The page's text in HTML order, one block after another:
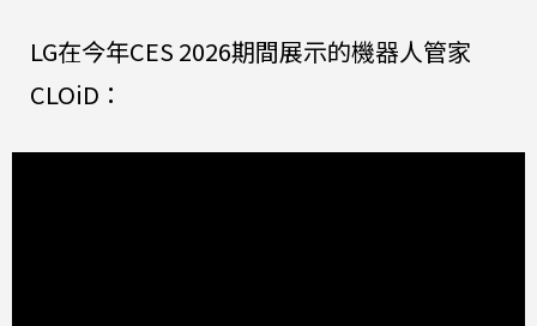
LG在今年CES 2026期間展示的機器人管家
CLOiD：